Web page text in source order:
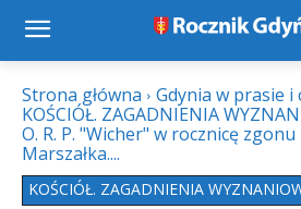
Strona główna
Gdynia w prasie i
KOŚCIÓŁ. ZAGADNIENIA
O. R. P. "Wicher" w rocznicę
Marszałka....
KOŚCIÓŁ. ZAGADNIENIA